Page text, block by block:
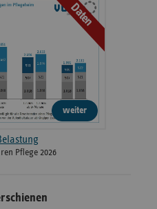
Daten
weiter
Pflege 2026